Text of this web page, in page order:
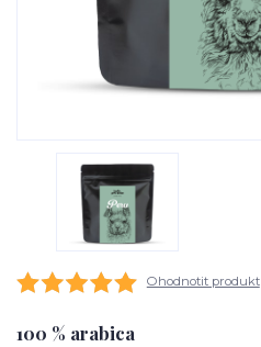
Ohodnotit produkt
100 % arabica